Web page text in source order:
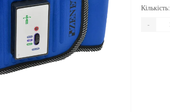
Кількість:
-